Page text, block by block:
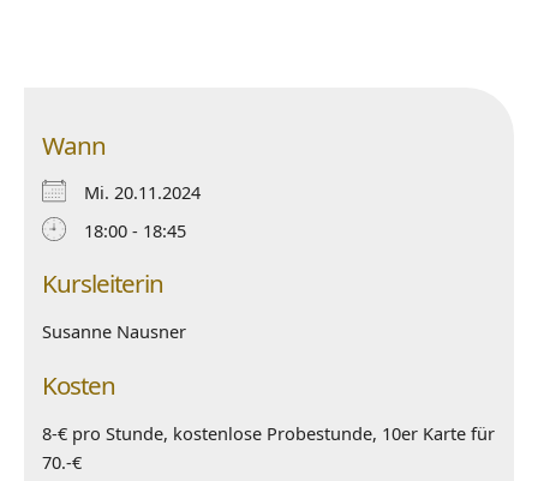
Wann
Mi. 20.11.2024
18:00 - 18:45
Kursleiterin
Susanne Nausner
Kosten
8-€ pro Stunde, kostenlose Probestunde, 10er Karte für
70.-€